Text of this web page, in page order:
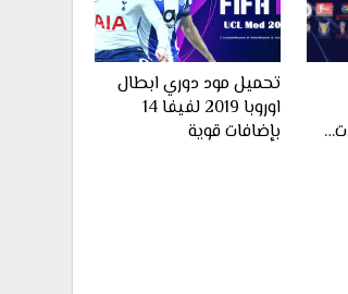
تحميل مود دوري ابطال
اوروبا 2019 لفيفا 14
بإضافات قوية